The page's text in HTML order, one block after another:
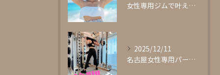
女性専用ジムで叶える理想の体型作り
2025/12/11
名古屋女性専用パーソナルジムglishグリッシュ